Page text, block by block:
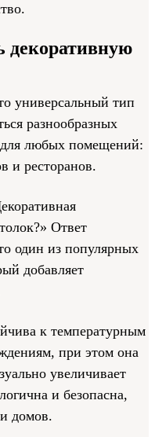
декоративную
универсальный тип
разнообразных
для любых помещений:
и ресторанов.
Ответ
один из популярных
добавляет
к температурным
при этом она
увеличивает
и безопасна,
домов.